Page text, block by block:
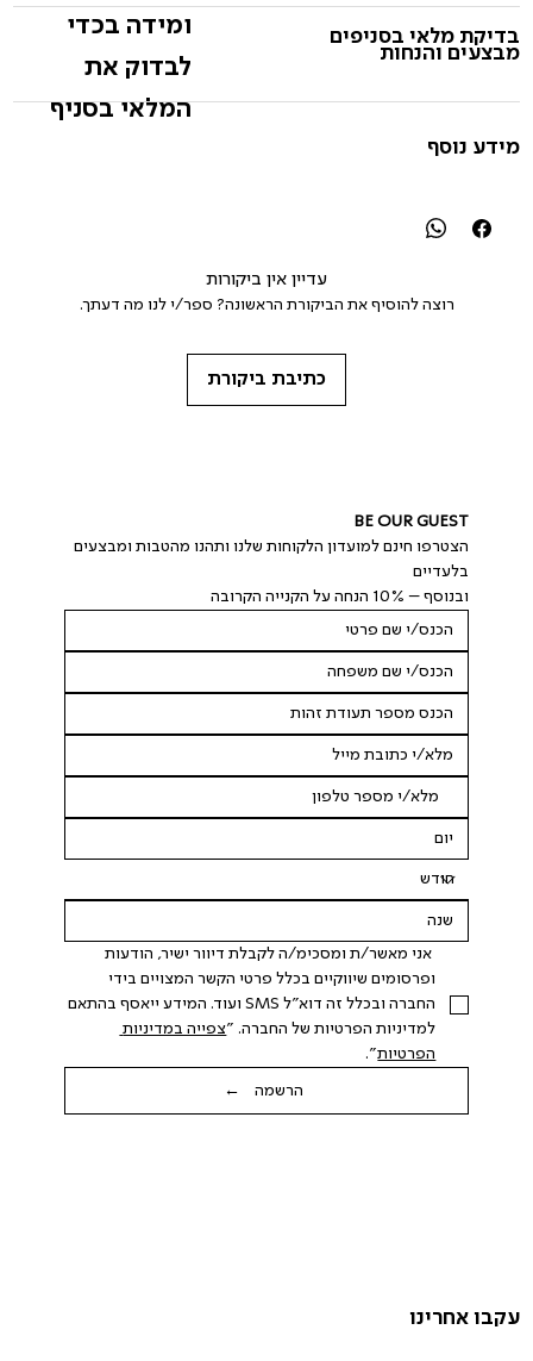
ומידה בכדי
לבדוק את
המלאי בסניף
בדיקת מלאי בסניפים
מבצעים והנחות
מידע נוסף
עדיין אין ביקורות
רוצה להוסיף את הביקורת הראשונה? ספר/י לנו מה דעתך.
כתיבת ביקורת
עקבו אחרינו
BE OUR GUEST
הצטרפו חינם למועדון הלקוחות שלנו ותהנו מהטבות ומבצעים
בלעדיים
ובנוסף – 10% הנחה על הקנייה הקרובה
אני מאשר/ת ומסכימ/ה לקבלת דיוור ישיר, הודעות
החברה ובכלל זה דוא"ל SMS ועוד. המידע ייאסף בהתאם
למדיניות הפרטיות של החברה. "
צפייה במדיניות
הפרטיות".
הרשמה ←